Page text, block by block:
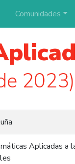
Comunidades
2023)
Aplicadas a